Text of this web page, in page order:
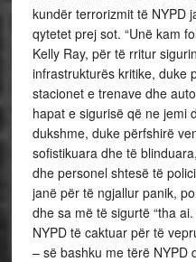
kundër terrorizmit të NYPD
qytetet prej sot. “Unë kam
Kelly Ray, për të rritur
infrastrukturës kritike, duke
stacionet e trenave dhe
hapat e sigurisë që ne jemi
dukshme, duke përfshirë
sofistikuara dhe të
dhe personel shtesë të
janë për të ngjallur panik,
dhe sa më të sigurtë “tha
NYPD të caktuar për të
– së bashku me tërë NYPD